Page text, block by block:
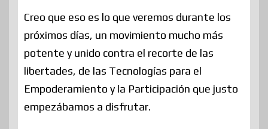
Creo que eso es lo que veremos durante los
próximos días, un movimiento mucho más
potente y unido contra el recorte de las
libertades, de las Tecnologías para el
Empoderamiento y la Participación que justo
empezábamos a disfrutar.